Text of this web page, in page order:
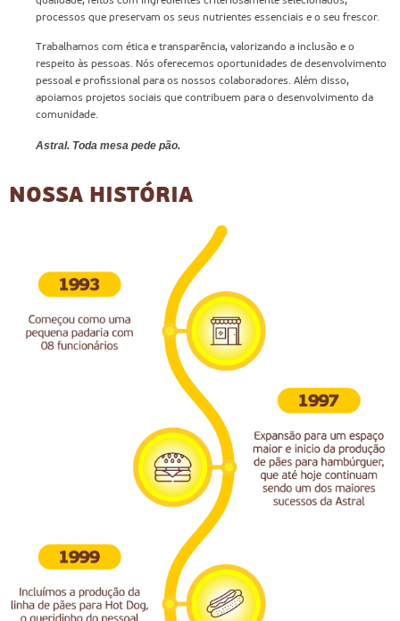
processos que preservam os seus nutrientes essenciais e o seu frescor.
Trabalhamos com ética e transparência, valorizando a inclusão e o
respeito às pessoas. Nós oferecemos oportunidades de desenvolvimento
pessoal e profissional para os nossos colaboradores. Além disso,
apoiamos projetos sociais que contribuem para o desenvolvimento da
comunidade.
Astral. Toda mesa pede pão.
NOSSA HISTÓRIA